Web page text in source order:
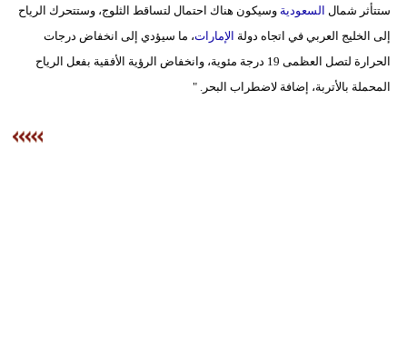
ستتأثر شمال السعودية وسيكون هناك احتمال لتساقط الثلوج، وستتحرك الرياح
إلى الخليج العربي في اتجاه دولة الإمارات، ما سيؤدي إلى انخفاض درجات
الحرارة لتصل العظمى 19 درجة مئوية، وانخفاض الرؤية الأفقية بفعل الرياح
المحملة بالأتربة، إضافة لاضطراب البحر. "